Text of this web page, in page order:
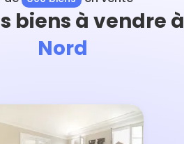
biens à vendre à
Nord